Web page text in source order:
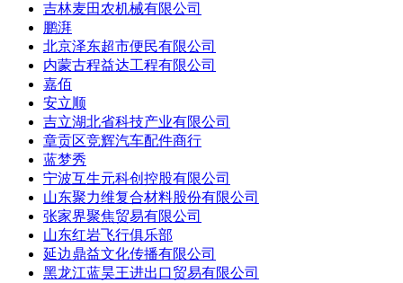
吉林麦田农机械有限公司
鹏湃
北京泽东超市便民有限公司
内蒙古程益达工程有限公司
嘉佰
安立顺
吉立湖北省科技产业有限公司
章贡区竞辉汽车配件商行
蓝梦秀
宁波互生元科创控股有限公司
山东聚力维复合材料股份有限公司
张家界聚焦贸易有限公司
山东红岩飞行俱乐部
延边鼎益文化传播有限公司
黑龙江蓝昊王进出口贸易有限公司